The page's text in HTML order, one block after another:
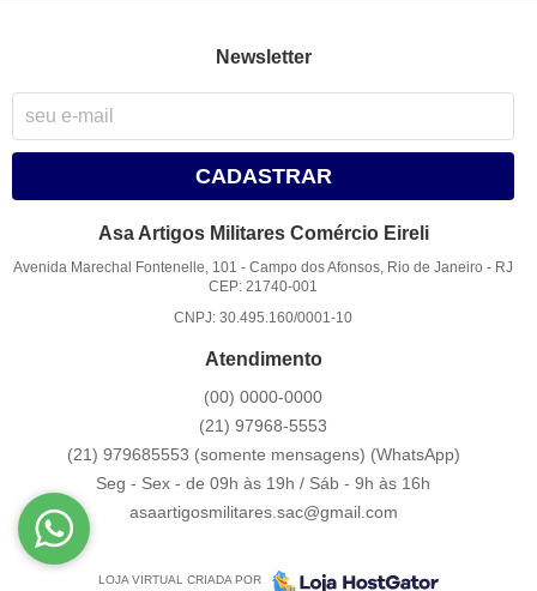
Newsletter
CADASTRAR
Asa Artigos Militares Comércio Eireli
Avenida Marechal Fontenelle, 101 -Campo dos Afonsos, Rio de Janeiro - RJ
CEP: 21740-001
CNPJ: 30.495.160/0001-10
Atendimento
(00) 0000-0000
(21) 97968-5553
(21) 979685553 (somente mensagens) (WhatsApp)
Seg - Sex - de 09h às 19h / Sáb - 9h às 16h
asaartigosmilitares.sac@gmail.com
LOJA VIRTUAL CRIADA POR